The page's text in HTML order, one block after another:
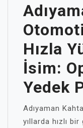
Hızla
İsim:
Yedek
Adıyaman
yıllarda hızlı